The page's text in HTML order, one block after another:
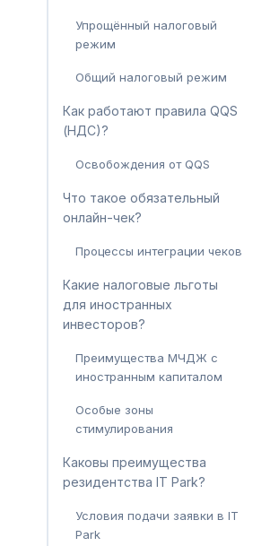
Упрощённый налоговый
режим
Общий налоговый режим
Как работают правила QQS
(НДС)?
Освобождения от QQS
Что такое обязательный
онлайн-чек?
Процессы интеграции чеков
Какие налоговые льготы
для иностранных
инвесторов?
Преимущества МЧДЖ с
иностранным капиталом
Особые зоны
стимулирования
Каковы преимущества
резидентства IT Park?
Условия подачи заявки в IT
Park